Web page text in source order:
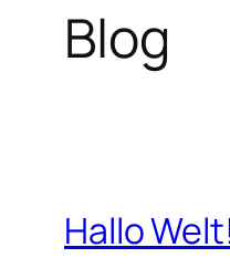
Blog
Hallo